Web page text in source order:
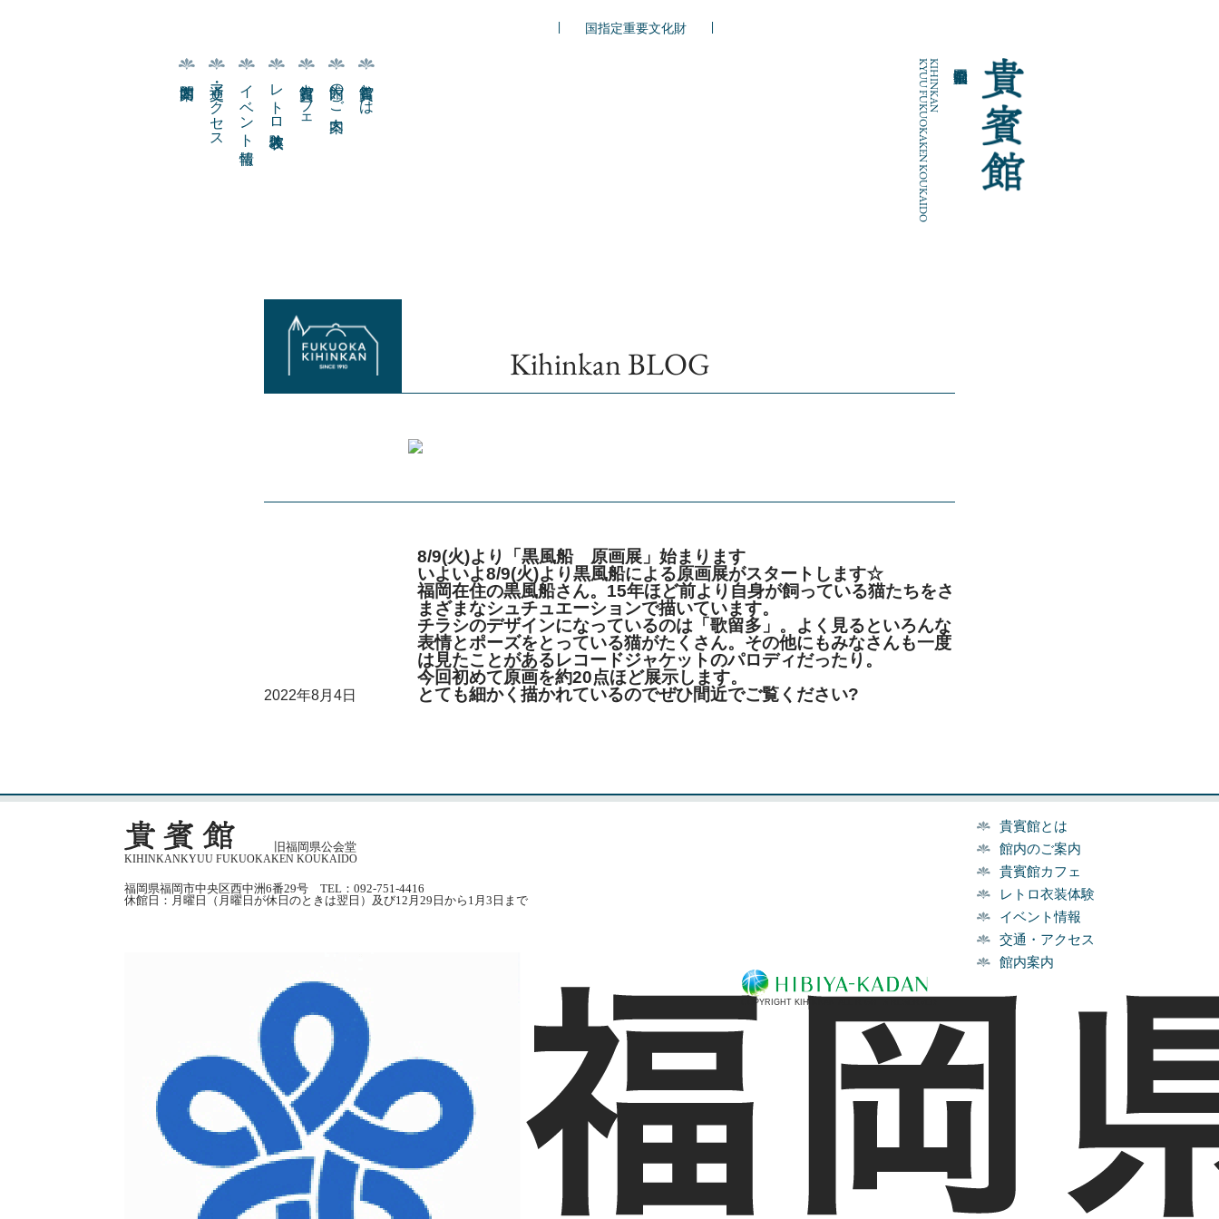
国指定重要文化財
貴賓館とは
館内のご案内
貴賓館カフェ
レトロ衣装体験
イベント情報
交通・アクセス KIHINKAN
KYUU FUKUOKAKEN KOUKAIDO
Kihinkan BLOG
2022年8月4日
8/9(火)より「黒風船 原画展」始まります
いよいよ8/9(火)より黒風船による原画展がスタートします☆
福岡在住の黒風船さん。15年ほど前より自身が飼っている猫たちをさ
まざまなシュチュエーションで描いています。
チラシのデザインになっているのは「歌留多」。よく見るといろんな
表情とポーズをとっている猫がたくさん。その他にもみなさんも一度
は見たことがあるレコードジャケットのパロディだったり。
今回初めて原画を約20点ほど展示します。
とても細かく描かれているのでぜひ間近でご覧ください?
旧福岡県公会堂
KIHINKANKYUU FUKUOKAKEN KOUKAIDO
福岡県福岡市中央区西中洲6番29号 TEL：092-751-4416
休館日：月曜日（月曜日が休日のときは翌日）及び12月29日から1月3日まで
COPYRIGHT KIHINKAN ALL RIGHTS RESERVED.
貴賓館とは
館内のご案内
貴賓館カフェ
レトロ衣装体験
イベント情報
交通・アクセス
館内案内